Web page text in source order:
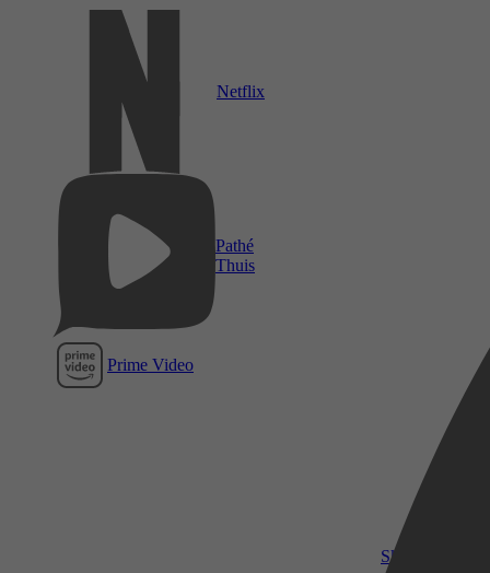
Netflix
Pathé
Thuis
Prime Video
SkyShowtime